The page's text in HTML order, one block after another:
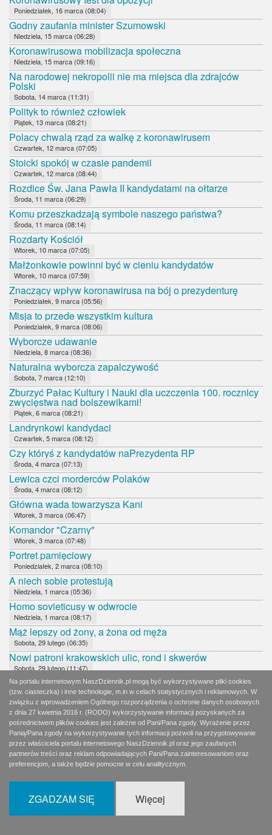
Poniedziałek, 16 marca (08:04)
Godny zaufania minister Szumowski
Niedziela, 15 marca (06:28)
Koronawirusowa mobilizacja społeczna
Niedziela, 15 marca (09:16)
Na narodowej nekropolii nie ma miejsca dla zdrajców
Polski
Sobota, 14 marca (11:31)
Polityk to również człowiek
Piątek, 13 marca (08:21)
Polacy chwalą rząd za walkę z koronawirusem
Czwartek, 12 marca (07:05)
Stoicki spokój w czasie pandemii
Czwartek, 12 marca (08:44)
Rozdice Św. Jana Pawła II kandydatami na ołtarze
Środa, 11 marca (06:29)
Komu przeszkadzają symbole naszego państwa?
Środa, 11 marca (08:14)
Rozdarty Kościół
Wtorek, 10 marca (07:05)
Małżonkowie powinni być w cieniu kandydatów
Wtorek, 10 marca (07:59)
Znaczący wpływ koronawirusa na bój o prezydenturę
Poniedziałek, 9 marca (05:56)
Misja to przede wszystkim kultura
Poniedziałek, 9 marca (08:06)
Wyborcze udawanie
Niedziela, 8 marca (08:36)
Naturalna wyborcza zapalczywość
Sobota, 7 marca (12:10)
Zburzyć Pałac Kultury i Nauki dla uczczenia 100. rocznicy
zwycięstwa nad bolszewikami!
Piątek, 6 marca (08:21)
Landrynkowi kandydaci
Czwartek, 5 marca (08:12)
Czy któryś z kandydatów naPrezydenta RP
Środa, 4 marca (07:13)
Lewica czci morderców Polaków
Środa, 4 marca (08:12)
Główna wada towarzysza Kani
Wtorek, 3 marca (06:47)
Komandor "Czarny"
Wtorek, 3 marca (07:48)
Portret pamięciowy
Poniedziałek, 2 marca (08:10)
A niech sobie protestują
Niedziela, 1 marca (05:36)
Homo sovieticusy w odwrocie
Niedziela, 1 marca (08:17)
Mąż lepszy od żony, a żona od męża
Sobota, 29 lutego (06:35)
Nowi patroni krakowskich ulic, rond i skwerów
Sobota, 29 lutego (11:47)
Cześć i chwała Żołnierzom Niezłomnym
Piątek, 28 lutego (08:04)
Kto pojedzie do Katynia i do Smoleńska?
Czwartek, 27 lutego (08:17)
Coś zgrzyta
Środa, 26 lutego (08:13)
Mecz hokeja na zamarzniętej tafli Morskiego Oka
Wtorek, 25 lutego (08:00)
Bojaźliwy Tusk
Poniedziałek, 24 lutego (08:18)
Na portalu internetowym NaszDziennik.pl mogą być wykorzystywane pliki cookies
(tzw. ciasteczka) i inne technologie, m.in w celach statystycznych i reklamowych. W
związku z wprowadzeniem Ogólnego rozporządzenia o ochronie danych osobowych
z dnia 27 kwietnia 2016 r. (RODO) wykorzystywanie informacji pozyskanych za
pośrednictwem plików cookies jest zależne od Pani/Pana zgody. Wyrażenie przez
Panią/Pana zgody na wykorzystywanie tych informacji pozwoli na przygotowywanie
przez właściciela portalu internetowego NaszDziennik.pl oraz jego zaufanych
partnerów treści oraz reklam odpowiadających Pani/Pana zainteresowaniom oraz
preferencjom, a także będzie pomocne w celu analitycznym.
ZGADZAM SIĘ Więcej